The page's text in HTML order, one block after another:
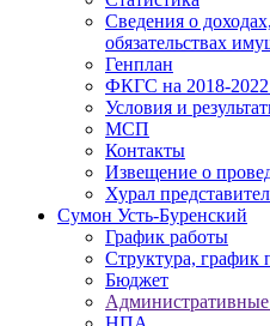
Сведения о
обязательствах
Генплан
ФКГС на 2018-2022
Условия и
МСП
Контакты
Извещение о
Хурал
Сумон Усть-Буренский
График работы
Структура, график
Бюджет